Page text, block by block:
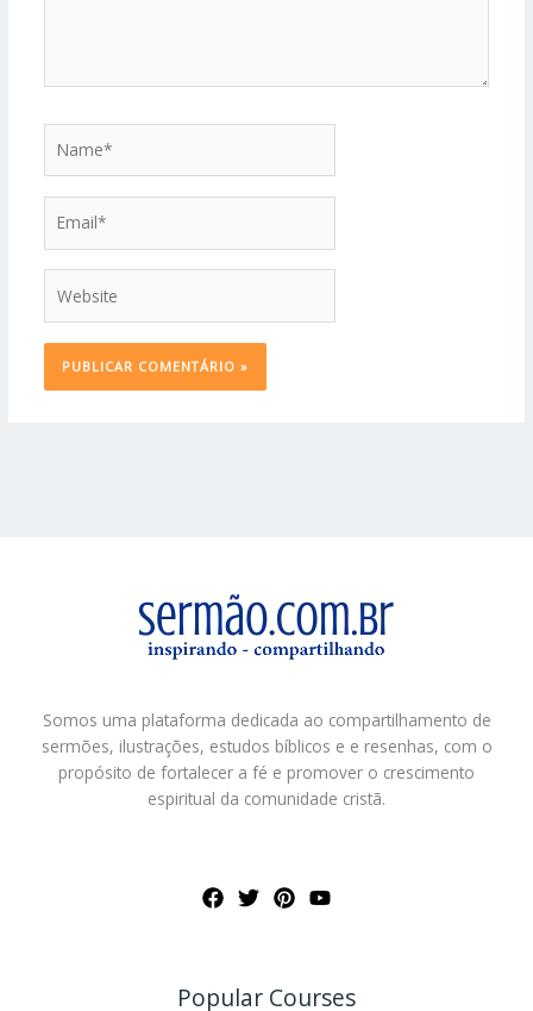
Somos uma plataforma dedicada ao compartilhamento de
sermões, ilustrações, estudos bíblicos e e resenhas, com o
propósito de fortalecer a fé e promover o crescimento
espiritual da comunidade cristã.
Popular Courses